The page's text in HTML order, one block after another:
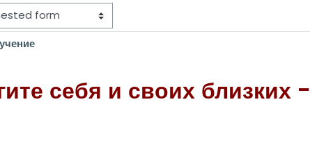
0
себя и своих близких -